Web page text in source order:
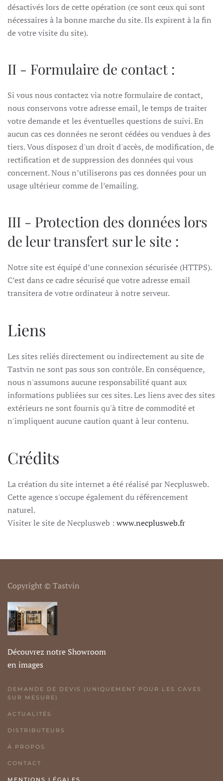
désactivés lors de cette opération (ce sont ceux qui sont
nécessaires à la bonne marche du site. Ils expirent à la fin
de votre visite du site).
II - Formulaire de contact :
Si vous nous contactez via notre formulaire de contact,
nous conservons votre adresse email, le temps de traiter
votre demande et les éventuelles questions de suivi. En
aucun cas ces données ne seront cédées ou vendues à des
tiers. Vous disposez d'un droit d'accès, de modification, de
rectification et de suppression des données qui vous
concernent. Nous n’utiliserons pas ces données pour un
usage ultérieur comme de l’emailing.
III - Protection des données lors
de leur transfert sur le site :
Notre site est équipé d’une connexion sécurisée (HTTPS).
C’est dans ce cadre sécurisé que votre adresse email
transitera de votre ordinateur à notre serveur.
Liens
Les sites reliés directement ou indirectement au site de
Tastvin ne sont pas sous son contrôle. En conséquence,
nous n'assumons aucune responsabilité quant aux
informations publiées sur ces sites. Les liens avec des sites
extérieurs ne sont fournis qu'à titre de commodité et
n'impliquent aucune caution quant à leur contenu.
Crédits
La création du site internet a été réalisé par Necplusweb.
Cette agence s'occupe également du référencement
naturel.
Visiter le site de Necplusweb : www.necplusweb.fr
Copyright © Tastvin
Découvrez notre Showroom
en images
DEMANDE DE DEVIS (UNIQUEMENT POUR LES CAVES
SUR MESURE)
ACTUALITÉS
DISTRIBUTEURS
À PROPOS
CONTACT
MENTIONS LÉGALES